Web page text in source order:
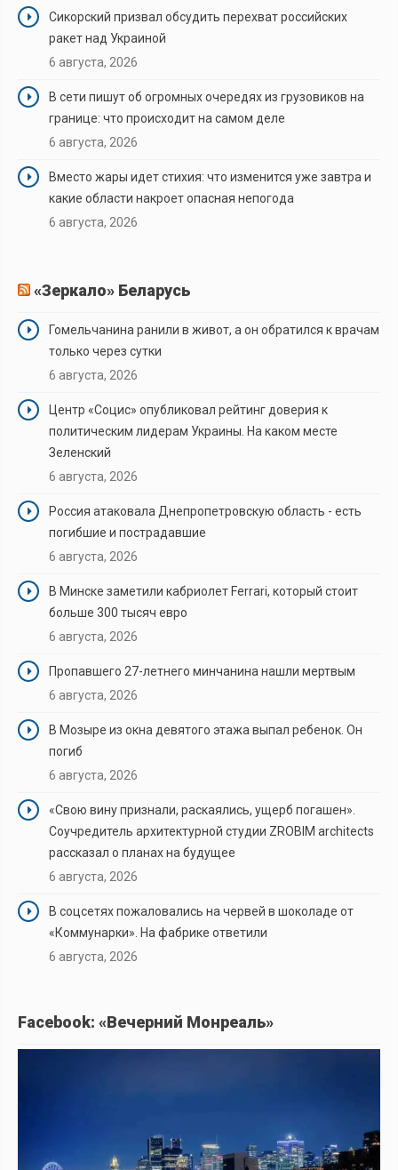
Сикорский призвал обсудить перехват российских
ракет над Украиной
6 августа, 2026
В сети пишут об огромных очередях из грузовиков на
границе: что происходит на самом деле
6 августа, 2026
Вместо жары идет стихия: что изменится уже завтра и
какие области накроет опасная непогода
6 августа, 2026
«Зеркало» Беларусь
Гомельчанина ранили в живот, а он обратился к врачам
только через сутки
6 августа, 2026
Центр «Социс» опубликовал рейтинг доверия к
политическим лидерам Украины. На каком месте
Зеленский
6 августа, 2026
Россия атаковала Днепропетровскую область - есть
погибшие и пострадавшие
6 августа, 2026
В Минске заметили кабриолет Ferrari, который стоит
больше 300 тысяч евро
6 августа, 2026
Пропавшего 27-летнего минчанина нашли мертвым
6 августа, 2026
В Мозыре из окна девятого этажа выпал ребенок. Он
погиб
6 августа, 2026
«Свою вину признали, раскаялись, ущерб погашен».
Соучредитель архитектурной студии ZROBIM architects
рассказал о планах на будущее
6 августа, 2026
В соцсетях пожаловались на червей в шоколаде от
«Коммунарки». На фабрике ответили
6 августа, 2026
Facebook: «Вечерний Монреаль»